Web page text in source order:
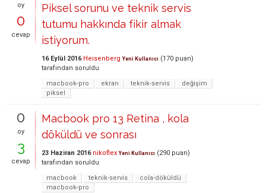
oy
0
cevap
Piksel sorunu ve teknik servis
tutumu hakkında fikir almak
istiyorum.
16 Eylül 2016 Heisenberg Yeni Kullanıcı (170 puan)
tarafından soruldu
macbook-pro
ekran teknik-servis
değişim
piksel
0
oy
3
cevap
Macbook pro 13 Retina , kola
döküldü ve sonrası
23 Haziran 2016 nikoflex Yeni Kullanıcı (290 puan)
tarafından soruldu
macbook
teknik-servis
cola-döküldü
macbook-pro